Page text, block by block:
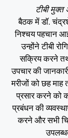
टीबी मुक्त
बैठक में डॉ.
निश्चय पहचान
उन्होंने टीबी
सक्रिय करने
उपचार की
मरीजों को छह माह
प्रसार करने को
प्रबंधन की
करने और सभी